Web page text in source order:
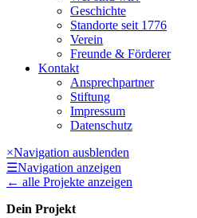
Geschichte
Standorte seit 1776
Verein
Freunde & Förderer
Kontakt
Ansprechpartner
Stiftung
Impressum
Datenschutz
×Navigation ausblenden
☰Navigation anzeigen
← alle Projekte anzeigen
Dein Projekt